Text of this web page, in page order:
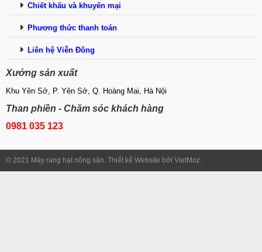
Chiết khấu và khuyến mại
Phương thức thanh toán
Liên hệ Viễn Đông
Xưởng sản xuất
Khu Yên Sở, P. Yên Sở, Q. Hoàng Mai, Hà Nội
Than phiền - Chăm sóc khách hàng
0981 035 123
© 2021 Máy rang hạt nông sản. Thiết kế Website bởi VietMoz.